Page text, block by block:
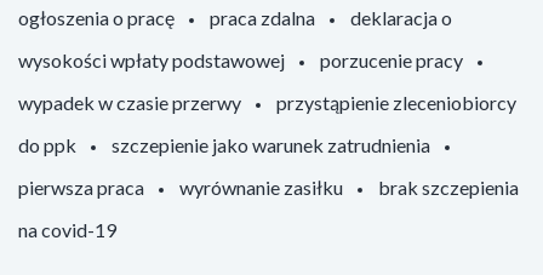
ogłoszenia o pracę praca zdalna
deklaracja o
wysokości wpłaty podstawowej
porzucenie pracy
wypadek w czasie przerwy
przystąpienie zleceniobiorcy
do ppk
szczepienie jako warunek zatrudnienia
pierwsza praca
wyrównanie zasiłku
brak szczepienia
na covid-19